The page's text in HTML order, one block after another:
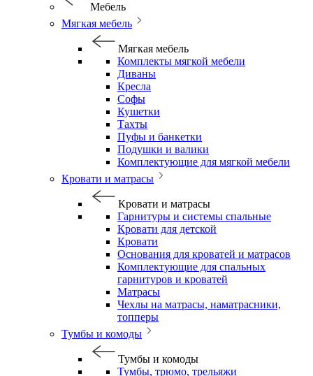
Мебель
Мягкая мебель
Мягкая мебель
Комплекты мягкой мебели
Диваны
Кресла
Софы
Кушетки
Тахты
Пуфы и банкетки
Подушки и валики
Комплектующие для мягкой мебели
Кровати и матрасы
Кровати и матрасы
Гарнитуры и системы спальные
Кровати для детской
Кровати
Основания для кроватей и матрасов
Комплектующие для спальных
гарнитуров и кроватей
Матрасы
Чехлы на матрасы, наматрасники,
топперы
Тумбы и комоды
Тумбы и комоды
Тумбы, трюмо, трельяжи